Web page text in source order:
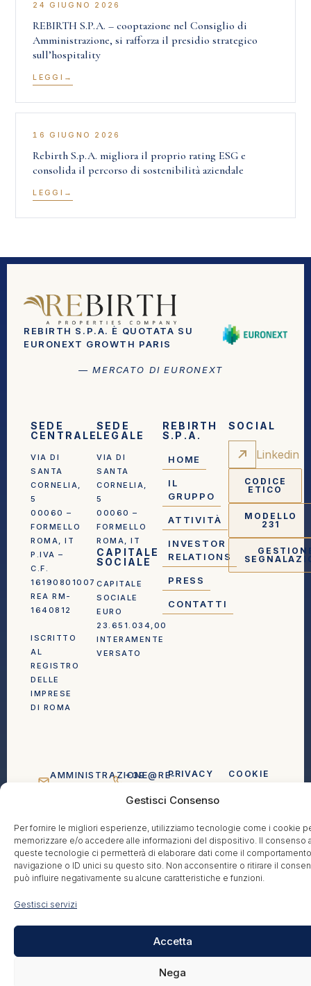
Gestisci Consenso
Per fornire le migliori esperienze, utilizziamo tecnologie come i cookie
memorizzare e/o accedere alle informazioni del dispositivo. Il consenso
queste tecnologie ci permetterà di elaborare dati come il
navigazione o ID unici su questo sito. Non acconsentire o ritirare il
può influire negativamente su alcune caratteristiche e funzioni.
Gestisci servizi
Accetta
Nega
24 GIUGNO 2026
REBIRTH S.P.A. – cooptazione nel Consiglio di
Amministrazione, si rafforza il presidio strategico
sull’hospitality
LEGGI
16 GIUGNO 2026
Rebirth S.p.A. migliora il proprio rating ESG e
consolida il percorso di sostenibilità aziendale
LEGGI
REBIRTH S.P.A. È QUOTATA SU
EURONEXT GROWTH PARIS
— MERCATO DI EURONEXT
SEDE
CENTRALE
VIA DI
SANTA
CORNELIA,
5
00060 –
FORMELLO
ROMA, IT
P.IVA –
C.F.
16190801007
REA RM-
1640812
ISCRITTO
AL
REGISTRO
DELLE
IMPRESE
DI ROMA
SEDE
LEGALE
VIA DI
SANTA
CORNELIA,
5
00060 –
FORMELLO
ROMA, IT
CAPITALE
SOCIALE
CAPITALE
SOCIALE
EURO
23.651.034,00
INTERAMENTE
VERSATO
REBIRTH
S.P.A.
HOME
IL
GRUPPO
ATTIVITÀ
INVESTOR
RELATIONS
PRESS
CONTATTI
SOCIAL
Linkedin
CODICE
ETICO
MODELLO
231
AMMINISTRAZIONE@RE-
+39
PRIVACY
COOKIE